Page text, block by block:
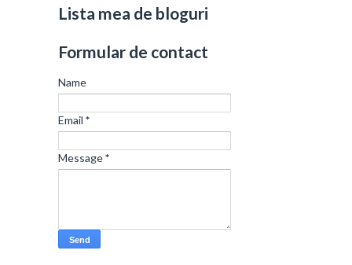
Lista mea de bloguri
Formular de contact
Name
Email *
Message*